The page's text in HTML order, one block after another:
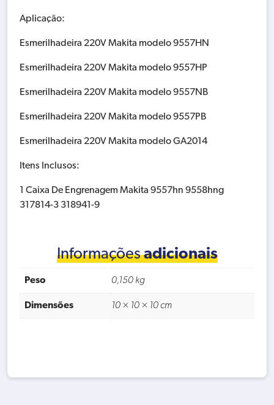
Aplicação:
Esmerilhadeira 220V Makita modelo 9557HN
Esmerilhadeira 220V Makita modelo 9557HP
Esmerilhadeira 220V Makita modelo 9557NB
Esmerilhadeira 220V Makita modelo 9557PB
Esmerilhadeira 220V Makita modelo GA2014
Itens Inclusos:
1 Caixa De Engrenagem Makita 9557hn 9558hng
317814-3 318941-9
Informaçõesadicionais
Peso 0,150 kg
Dimensões 10 × 10 × 10 cm